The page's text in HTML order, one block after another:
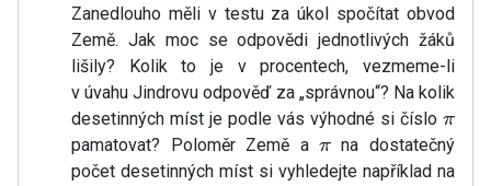
Zanedlouho měli v testu za úkol spočítat obvod
Země. Jak moc se odpovědi jednotlivých žáků
lišily? Kolik to je v procentech, vezmeme-li
v úvahu Jindrovu odpověď za „správnou“? Na kolik
desetinných míst je podle vás výhodné si čísloπ
pamatovat? Poloměr Země aπna dostatečný
počet desetinných míst si vyhledejte například na